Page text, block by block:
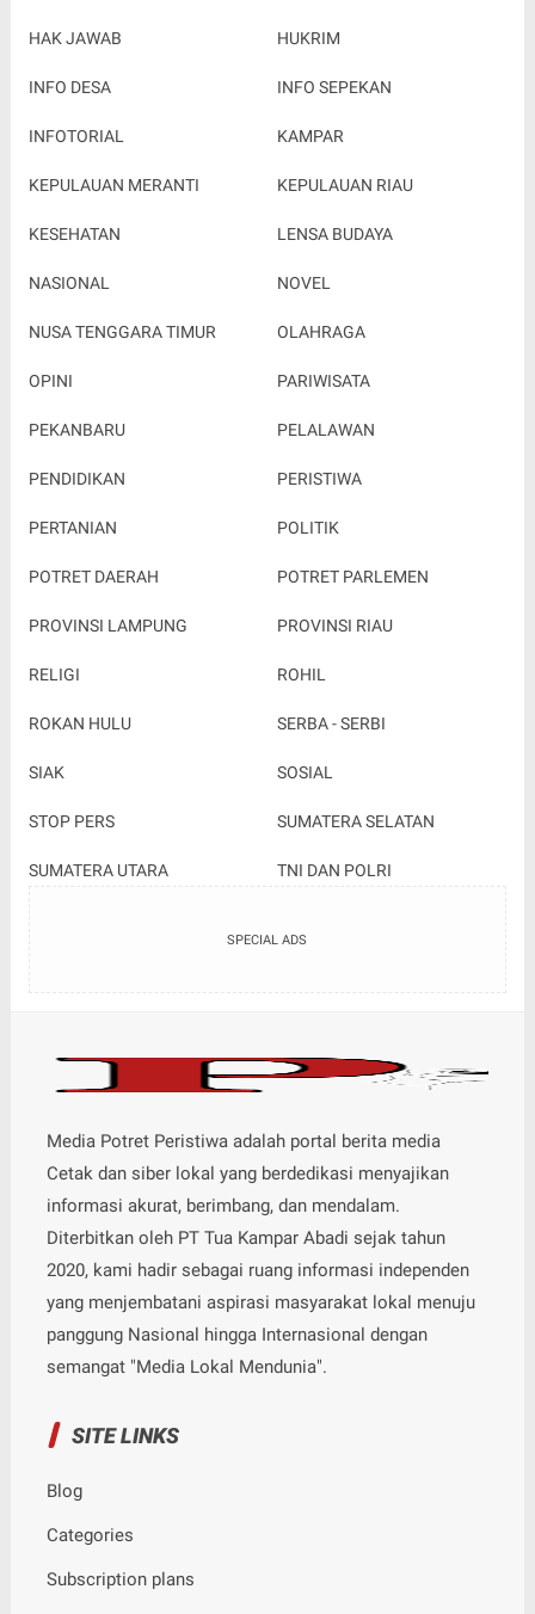
HAK JAWAB HUKRIM
INFO DESA INFO SEPEKAN
INFOTORIAL KAMPAR
KEPULAUAN MERANTI KEPULAUAN RIAU
KESEHATAN LENSA BUDAYA
NASIONAL NOVEL
NUSA TENGGARA TIMUR OLAHRAGA
OPINI PARIWISATA
PEKANBARU PELALAWAN
PENDIDIKAN PERISTIWA
PERTANIAN POLITIK
POTRET DAERAH POTRET PARLEMEN
PROVINSI LAMPUNG PROVINSI RIAU
RELIGI ROHIL
ROKAN HULU SERBA - SERBI
SIAK SOSIAL
STOP PERS SUMATERA SELATAN
SUMATERA UTARA TNI DAN POLRI
SPECIAL ADS
Media Potret Peristiwa adalah portal berita media
Cetak dan siber lokal yang berdedikasi menyajikan
informasi akurat, berimbang, dan mendalam.
Diterbitkan oleh PT Tua Kampar Abadi sejak tahun
2020, kami hadir sebagai ruang informasi independen
yang menjembatani aspirasi masyarakat lokal menuju
panggung Nasional hingga Internasional dengan
semangat "Media Lokal Mendunia".
SITE LINKS
Blog
Categories
Subscription plans